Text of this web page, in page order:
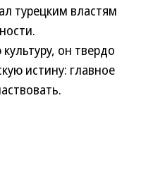
турецким властям
он твердо
истину: главное